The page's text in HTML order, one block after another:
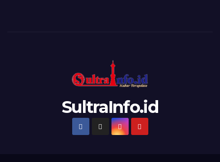
SultraInfo.id